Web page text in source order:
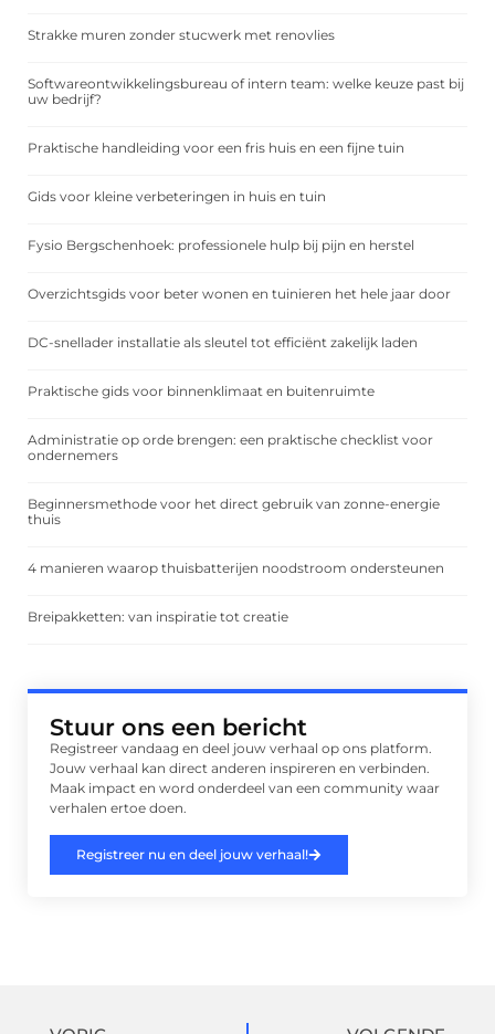
Strakke muren zonder stucwerk met renovlies
Softwareontwikkelingsbureau of intern team: welke keuze past bij
uw bedrijf?
Praktische handleiding voor een fris huis en een fijne tuin
Gids voor kleine verbeteringen in huis en tuin
Fysio Bergschenhoek: professionele hulp bij pijn en herstel
Overzichtsgids voor beter wonen en tuinieren het hele jaar door
DC-snellader installatie als sleutel tot efficiënt zakelijk laden
Praktische gids voor binnenklimaat en buitenruimte
Administratie op orde brengen: een praktische checklist voor
ondernemers
Beginnersmethode voor het direct gebruik van zonne-energie
thuis
4 manieren waarop thuisbatterijen noodstroom ondersteunen
Breipakketten: van inspiratie tot creatie
Stuur ons een bericht
Registreer vandaag en deel jouw verhaal op ons platform.
Jouw verhaal kan direct anderen inspireren en verbinden.
Maak impact en word onderdeel van een community waar
verhalen ertoe doen.
Registreer nu en deel jouw verhaal!